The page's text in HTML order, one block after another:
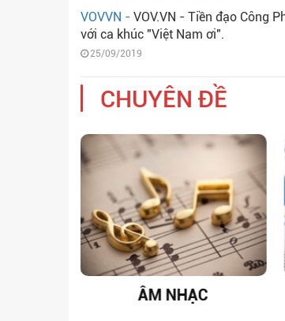
VOVVN - VOV.VN - Tiền đạo Công
với ca khúc "Việt Nam ơi".
25/09/2019
CHUYÊN ĐỀ
ÂM NHẠC